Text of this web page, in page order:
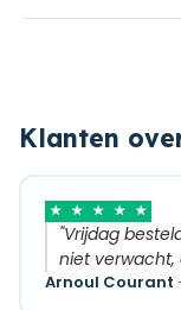
Klanten
★ ★ ★ ★ ★
"Vrijdag
niet verwacht,
Arnoul Courant